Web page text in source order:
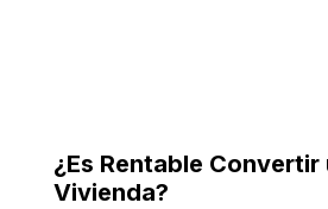
¿Es Rentable Convertir
Vivienda?